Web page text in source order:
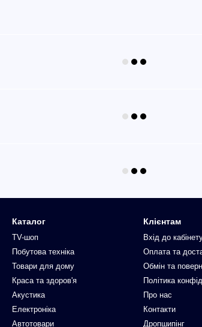
Каталог
TV-шоп
Побутова техніка
Товари для дому
Краса та здоров'я
Акустика
Електроніка
Автотовари
Клієнтам
Вхід до
Оплата та
Обмін та
Політика
Про нас
Контакти
Дропшипінг